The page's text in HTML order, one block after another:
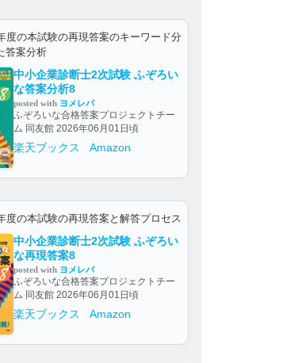
度の本試験の再現答案のキーワード分
答案分析
中小企業診断士2次試験 ふぞろい
な答案分析8
posted with ヨメレバ
ふぞろいな合格答案プロジェクトチー
ム 同友館 2026年06月01日頃
楽天ブックス Amazon
度の本試験の再現答案と解答プロセス
中小企業診断士2次試験 ふぞろい
な再現答案8
posted with ヨメレバ
ふぞろいな合格答案プロジェクトチー
ム 同友館 2026年06月01日頃
楽天ブックス Amazon